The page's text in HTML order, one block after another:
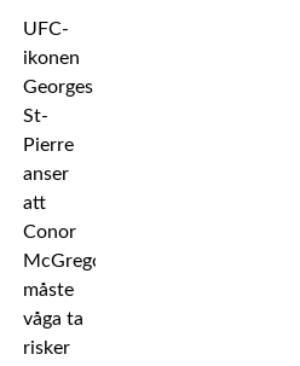
UFC-
ikonen
Georges
St-
Pierre
anser
att
Conor
McGregor
måste
våga ta
risker